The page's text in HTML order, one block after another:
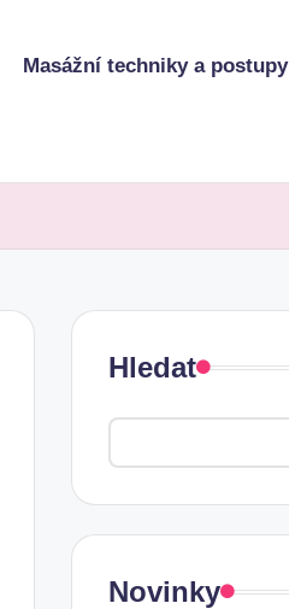
Masážní techniky a postupy
Hledat
Novinky